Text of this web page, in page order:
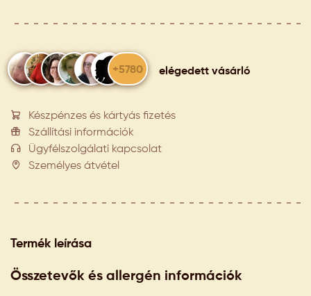
+5780 elégedett vásárló
Készpénzes és kártyás fizetés
Szállítási információk
Ügyfélszolgálati kapcsolat
Személyes átvétel
Termék leírása
Összetevők és allergén információk